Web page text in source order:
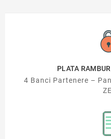
PLATA
4 Banci Partenere –